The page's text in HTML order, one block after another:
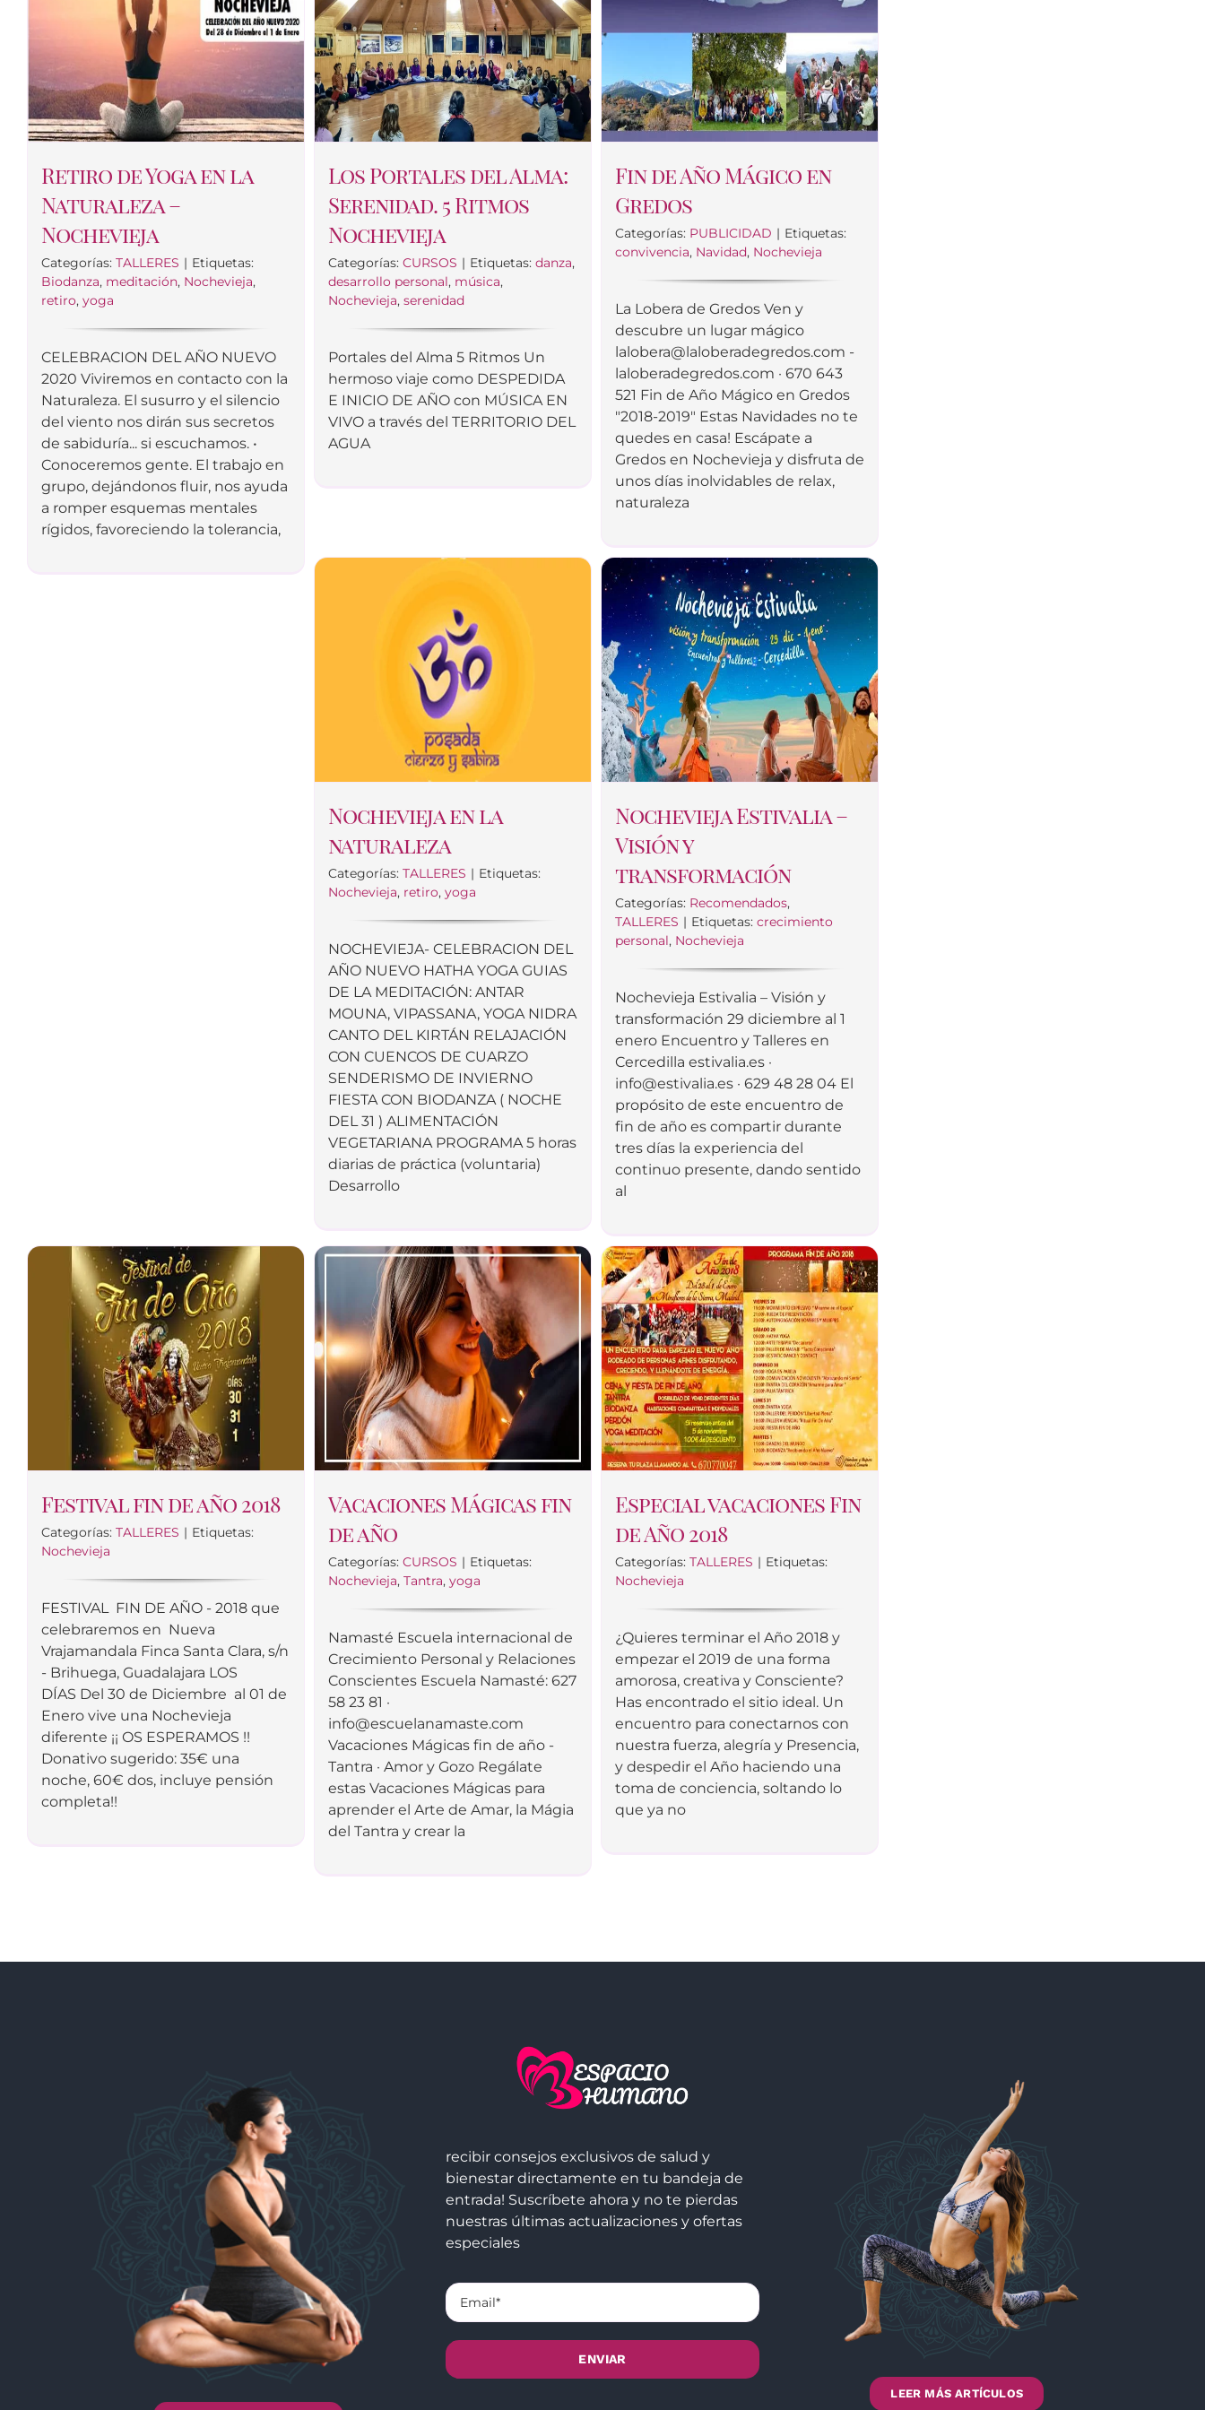
Retiro de Yoga en la
Naturaleza –
Nochevieja
Categorías: TALLERES | Etiquetas:
Biodanza, meditación, Nochevieja,
retiro, yoga
CELEBRACION DEL AÑO NUEVO
2020 Viviremos en contacto con la
Naturaleza. El susurro y el silencio
del viento nos dirán sus secretos
de sabiduría... si escuchamos. •
Conoceremos gente. El trabajo en
grupo, deján­donos fluir, nos ayuda
a romper esquemas mentales
rígidos, favoreciendo la tolerancia,
Los Portales del Alma:
Serenidad. 5 Ritmos
Nochevieja
Categorías:CURSOS | Etiquetas:danza,
desarrollo personal, música,
Nochevieja,serenidad
Portales del Alma 5 Ritmos Un
hermoso viaje como DESPEDIDA
E INICIO DE AÑO con MÚSICA EN
VIVO a través del TERRITORIO DEL
AGUA
Fin de Año Mágico en
Gredos
Categorías: PUBLICIDAD | Etiquetas:
convivencia, Navidad, Nochevieja
La Lobera de Gredos Ven y
descubre un lugar mágico
lalobera@laloberadegredos.com -
laloberadegredos.com · 670 643
521 Fin de Año Mágico en Gredos
"2018-2019" Estas Navidades no te
quedes en casa! Escápate a
Gredos en Nochevieja y disfruta de
unos días inolvidables de relax,
naturaleza
Nochevieja en la
naturaleza
Categorías:TALLERES | Etiquetas:
Nochevieja, retiro,yoga
NOCHEVIEJA- CELEBRACION DEL
AÑO NUEVO HATHA YOGA GUIAS
DE LA MEDITACIÓN: ANTAR
MOUNA, VIPASSANA, YOGA NIDRA
CANTO DEL KIRTÁN RELAJACIÓN
CON CUENCOS DE CUARZO
SENDERISMO DE INVIERNO
FIESTA CON BIODANZA ( NOCHE
DEL 31 ) ALIMENTACIÓN
VEGETARIANA PROGRAMA 5 horas
diarias de práctica (voluntaria)
Desarrollo
Nochevieja Estivalia –
Visión y
transformación
Categorías: Recomendados,
TALLERES | Etiquetas:crecimiento
personal, Nochevieja
Nochevieja Estivalia – Visión y
transformación 29 diciembre al 1
enero Encuentro y Talleres en
Cercedilla estivalia.es ·
info@estivalia.es · 629 48 28 04 El
propósito de este encuentro de
fin de año es compartir durante
tres días la experiencia del
continuo presente, dando sentido
al
Festival fin de año 2018
Categorías: TALLERES | Etiquetas:
Nochevieja
FESTIVAL FIN DE AÑO - 2018 que
celebraremos en Nueva
Vrajamandala Finca Santa Clara, s/n
- Brihuega, Guadalajara LOS
DÍAS Del 30 de Diciembre al 01 de
Enero vive una Nochevieja
diferente ¡¡ OS ESPERAMOS !!
Donativo sugerido: 35€ una
noche, 60€ dos, incluye pensión
completa!!
Vacaciones Mágicas fin
de año
Categorías:CURSOS | Etiquetas:
Nochevieja,Tantra,yoga
Namasté Escuela internacional de
Crecimiento Personal y Relaciones
Conscientes Escuela Namasté: 627
58 23 81 ·
info@escuelanamaste.com
Vacaciones Mágicas fin de año -
Tantra · Amor y Gozo Regálate
estas Vacaciones Mágicas para
aprender el Arte de Amar, la Mágia
del Tantra y crear la
Especial vacaciones Fin
de Año 2018
Categorías:TALLERES | Etiquetas:
Nochevieja
¿Quieres terminar el Año 2018 y
empezar el 2019 de una forma
amorosa, creativa y Consciente?
Has encontrado el sitio ideal. Un
encuentro para conectarnos con
nuestra fuerza, alegría y Presencia,
y despedir el Año haciendo una
toma de conciencia, soltando lo
que ya no
recibir consejos exclusivos de salud y
bienestar directamente en tu bandeja de
entrada! Suscríbete ahora y no te pierdas
nuestras últimas actualizaciones y ofertas
especiales
LEER MÁS ARTÍCULOS